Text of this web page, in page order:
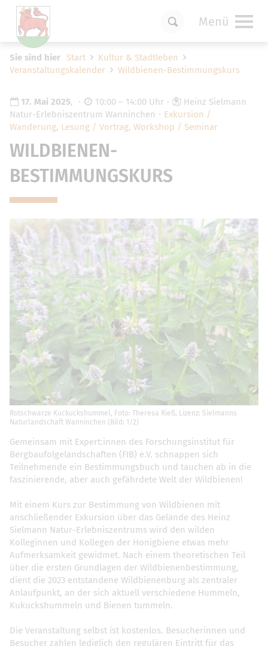
Menü
Sie sind hier Start
Kultur & Stadtleben
Veranstaltungskalender
Wildbienen-Bestimmungskurs
17. Mai 2025, 10:00 – 14:00 Uhr
Heinz Sielmann
Natur-Erlebniszentrum Wanninchen
Exkursion /
Wanderung, Lesung / Vortrag, Workshop / Seminar
WILDBIENEN-
BESTIMMUNGSKURS
Rotschwarze Kuckuckshummel, Foto: Theresa Rieß, Lizenz: Sielmanns
Naturlandschaft Wanninchen (Bild: 1/2)
Gemeinsam mit Expert:innen des Forschungsinstitut für
Bergbaufolgelandschaften (FIB) e.V. schnappen sich
Teilnehmende ein Bestimmungsbuch und tauchen ab in die
faszinierende, aber auch gefährdete Welt der Wildbienen!
Mit einem Kurs zur Bestimmung von Wildbienen mit
anschließender Exkursion über das Gelände des Heinz
Sielmann Natur-Erlebniszentrums wird den wilden
Kolleginnen und Kollegen der Honigbiene etwas mehr
Aufmerksamkeit gewidmet. Nach einem theoretischen Teil
über die ersten Grundlagen der Wildbienenbestimmung,
dient die 2023 entstandene Wildbienenburg als zentraler
Anlaufpunkt, an der sich aktuell verschiedene Hummeln,
Kukuckshummeln und Bienen tummeln.
Die Veranstaltung selbst ist kostenlos. Besucherinnen und
Besucher zahlen lediglich den regulären Eintritt für das
vornehmen zu können wird die Berechtigung
fürfunktionale Cookiesin den Cookie-
Cookie-Einstellungen